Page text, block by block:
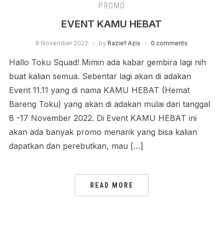
PROMO
EVENT KAMU HEBAT
8 November 2022 by Razief Azis 0 comments
Hallo Toku Squad! Mimin ada kabar gembira lagi nih
buat kalian semua. Sebentar lagi akan di adakan
Event 11.11 yang di nama KAMU HEBAT (Hemat
Bareng Toku) yang akan di adakan mulai dari tanggal
8 -17 November 2022. Di Event KAMU HEBAT ini
akan ada banyak promo menarik yang bisa kalian
dapatkan dan perebutkan, mau […]
READ MORE